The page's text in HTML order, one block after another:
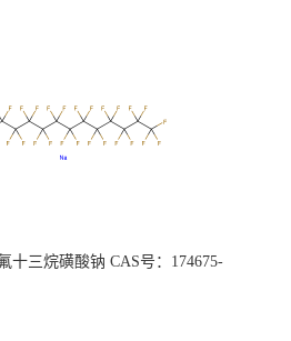
十三烷磺酸钠 CAS号：174675-